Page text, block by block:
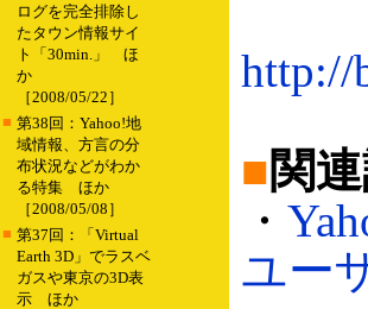
ログを完全排除し
たタウン情報サイ
ト「30min.」 ほ
か
［2008/05/22］
■ 第38回：Yahoo!地
域情報、方言の分
布状況などがわか
る特集 ほか
［2008/05/08］
■ 第37回：「Virtual
Earth 3D」でラスベ
ガスや東京の3D表
示 ほか
http://
■関
・
ユー